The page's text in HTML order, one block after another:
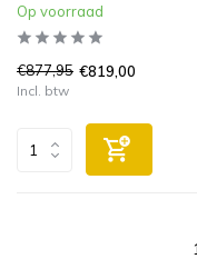
Op voorraad
€877,95 €819,00
Incl. btw
1